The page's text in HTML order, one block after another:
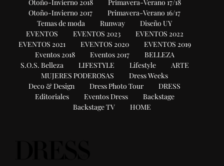
Otoño-Invierno 2018
Primavera-Verano 17/18
Otoño-Invierno 2017
Primavera-Verano 16/17
Temas de moda
Runway
Diseño UY
EVENTOS
EVENTOS 2023
EVENTOS 2022
EVENTOS 2021
EVENTOS 2020
EVENTOS 2019
Eventos 2018
Eventos 2017
BELLEZA
S.O.S. Belleza
LIFESTYLE Lifestyle
ARTE
MUJERES PODEROSAS
Dress Weeks
Deco & Design
Dress Photo Tour
DRESS
Editoriales
Eventos Dress
Backstage
Backstage TV
HOME